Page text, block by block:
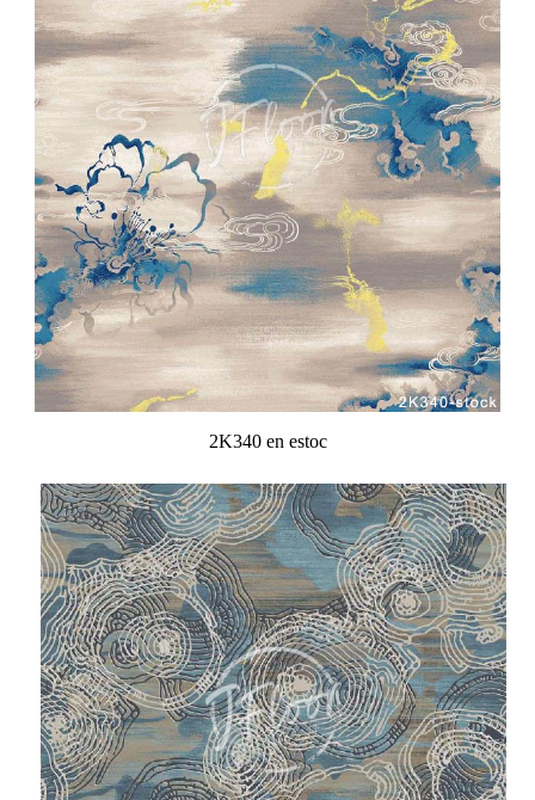
2K340 en estoc